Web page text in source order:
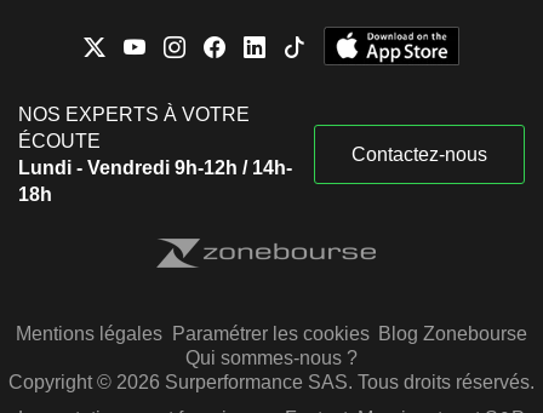
NOS EXPERTS À VOTRE
ÉCOUTE
Lundi - Vendredi 9h-12h / 14h-
18h
Contactez-nous
Mentions légales Paramétrer les cookies Blog Zonebourse
Qui sommes-nous ?
Copyright © 2026 Surperformance SAS. Tous droits réservés.